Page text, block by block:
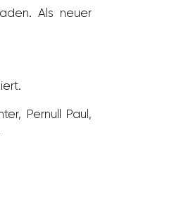
Als neuer
Pernull Paul,